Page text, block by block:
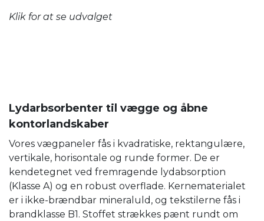
Klik for at se udvalget
Lydarbsorbenter til vægge og åbne
kontorlandskaber
Vores vægpaneler fås i kvadratiske, rektangulære,
vertikale, horisontale og runde former. De er
kendetegnet ved fremragende lydabsorption
(Klasse A) og en robust overflade. Kernematerialet
er i ikke-brændbar mineraluld, og tekstilerne fås i
brandklasse B1. Stoffet strækkes pænt rundt om